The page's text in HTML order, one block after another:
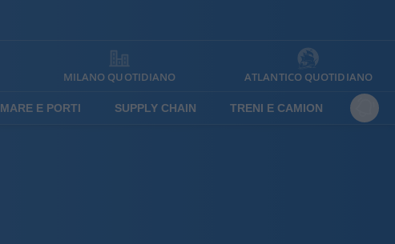
MILANO QUOTIDIANO ATLANTICO QUOTIDIANO
MARE E PORTI SUPPLY CHAIN TRENI E CAMION